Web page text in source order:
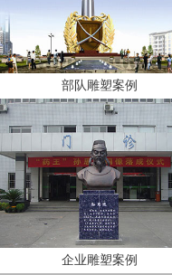
部队雕塑案例
企业雕塑案例